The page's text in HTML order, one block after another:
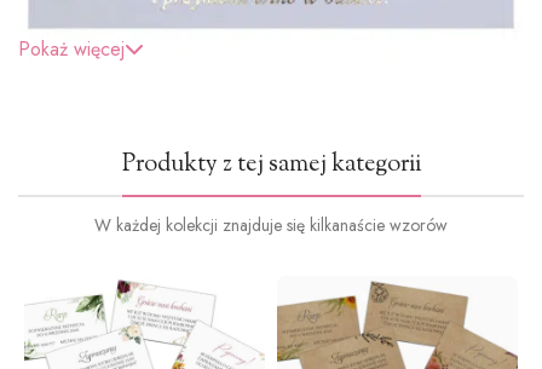
Pokaż więcej
Produkty z tej samej kategorii
W każdej kolekcji znajduje się kilkanaście wzorów